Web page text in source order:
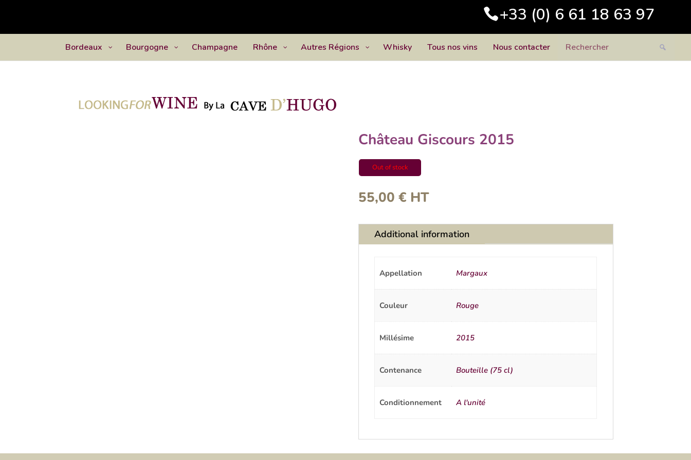
+33 (0) 6 61 18 63 97
Bordeaux Bourgogne Champagne Rhône Autres Régions Whisky Tous nos vins Nous contacter
Château Giscours 2015
Out of stock
55,00 € HT
Additional information
Appellation Margaux
Couleur Rouge
Millésime 2015
Contenance Bouteille (75 cl)
Conditionnement A l'unité